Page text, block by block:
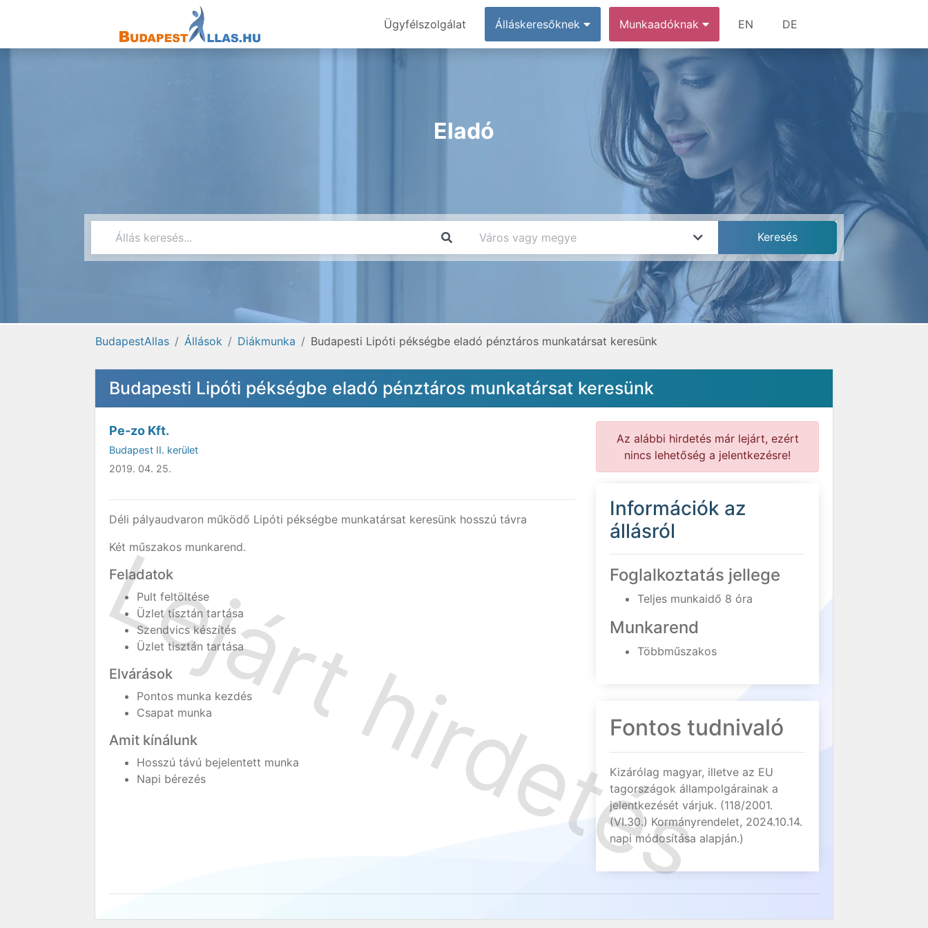
Ügyfélszolgálat Álláskeresőknek Munkaadóknak EN DE
Eladó
BudapestAllas Állások Diákmunka Budapesti Lipóti pékségbe eladó pénztáros munkatársat keresünk
Budapesti Lipóti pékségbe eladó pénztáros munkatársat keresünk
Pe-zo Kft.
Budapest II. kerület
2019. 04. 25.
Déli pályaudvaron működő Lipóti pékségbe munkatársat keresünk hosszú távra
Két műszakos munkarend.
Feladatok
Pult feltöltése
Üzlet tisztán tartása
Szendvics készítés
Üzlet tisztán tartása
Elvárások
Pontos munka kezdés
Csapat munka
Amit kínálunk
Hosszú távú bejelentett munka
Napi bérezés
Az alábbi hirdetés már lejárt, ezért
nincs lehetőség a jelentkezésre!
Információk az
állásról
Foglalkoztatás jellege
Teljes munkaidő 8 óra
Munkarend
Többműszakos
Fontos tudnivaló
Kizárólag magyar, illetve az EU
tagországok állampolgárainak a
jelentkezését várjuk. (118/2001.
(VI.30.) Kormányrendelet, 2024.10.14.
napi módosítása alapján.)